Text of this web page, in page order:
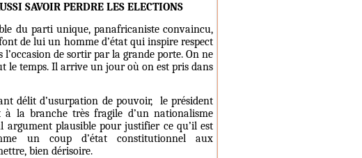
SAVOIR PERDRE LES ELECTIONS
du parti unique, panafricaniste convaincu,
de lui un homme d’état qui inspire respect
de sortir par la grande porte. On ne
le temps. Il arrive un jour où on est pris dans
délit d’usurpation de pouvoir,
le président
à la branche très fragile d’un nationalisme
argument plausible pour justifier ce qu’il est
un coup d’état constitutionnel aux
bien dérisoire.